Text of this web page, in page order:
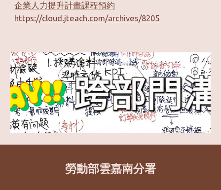
企業人力提升計畫課程預約
https://cloud.jteach.com/archives/8205
勞動部雲嘉南分署